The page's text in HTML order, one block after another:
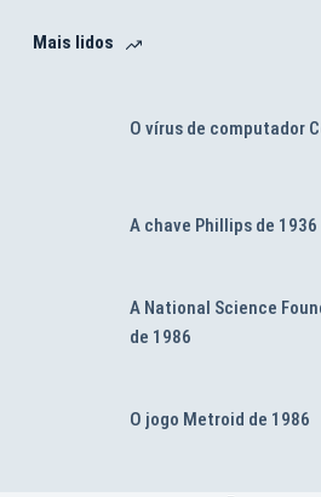
Mais lidos
O vírus de computador
A chave Phillips de 1936
A National Science
de 1986
O jogo Metroid de 1986